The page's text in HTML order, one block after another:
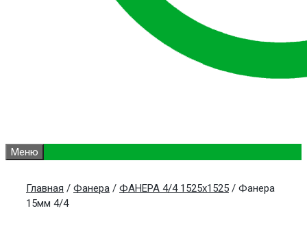
Меню
Главная / Фанера / ФАНЕРА 4/4 1525х1525 / Фанера
15мм 4/4